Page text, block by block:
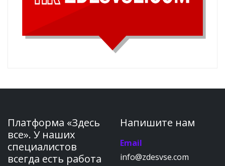
Платформа «Здесь
все». У наших
специалистов
всегда есть работа
Напишите нам
Email
info@zdesvse.com